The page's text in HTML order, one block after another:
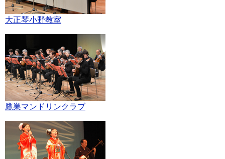
大正琴小野教室
鷹巣マンドリンクラブ